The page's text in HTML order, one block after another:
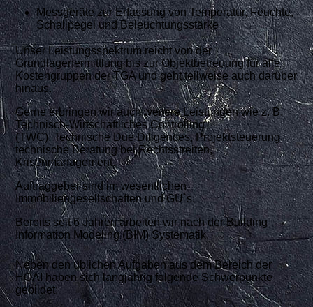
Messgeräte zur Erfassung von Temperatur, Feuchte,
Schallpegel und Beleuchtungsstärke
Unser Leistungsspektrum reicht von der
Grundlagenermittlung bis zur Objektbetreuung für alle
Kostengruppen der TGA und geht teilweise auch darüber
hinaus.
Gerne erbringen wir auch weitere Leistungen wie z. B.
Technisch-Wirtschaftliches Controlling
(TWC),Technische Due Diligences, Projektsteuerung,
technische Beratung bei Rechtsstreiten,
Krisenmanagement.
Auftraggeber sind im wesentlichen
Immobiliengesellschaften und GU`s.
Bereits seit 6 Jahren arbeiten wir nach der Building
Information Modeling (BIM) Systematik.
Neben den üblichen Aufgaben aus dem Bereich der
HOAI haben sich langjährig folgende Schwerpunkte
gebildet: